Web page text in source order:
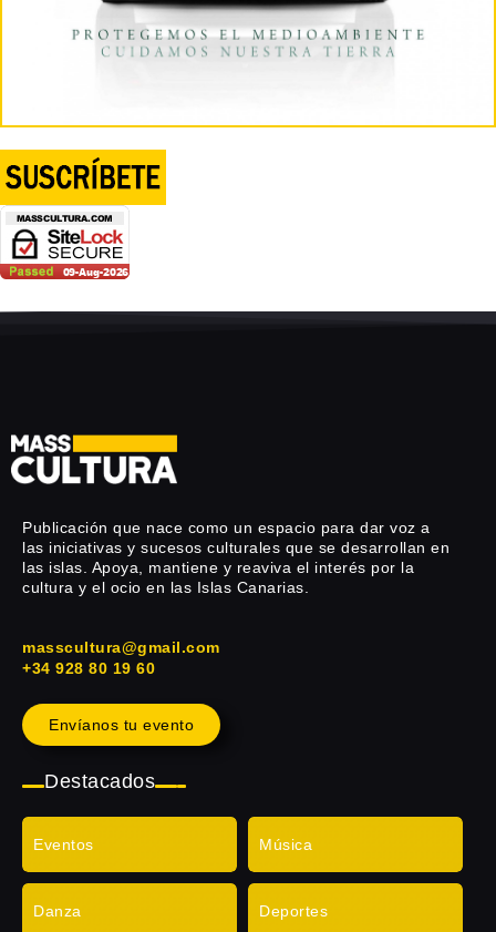
Publicación que nace como un espacio para dar voz a
las iniciativas y sucesos culturales que se desarrollan en
las islas. Apoya, mantiene y reaviva el interés por la
cultura y el ocio en las Islas Canarias.
masscultura@gmail.com
+34 928 80 19 60
Envíanos tu evento
Destacados
Eventos Música
Danza Deportes